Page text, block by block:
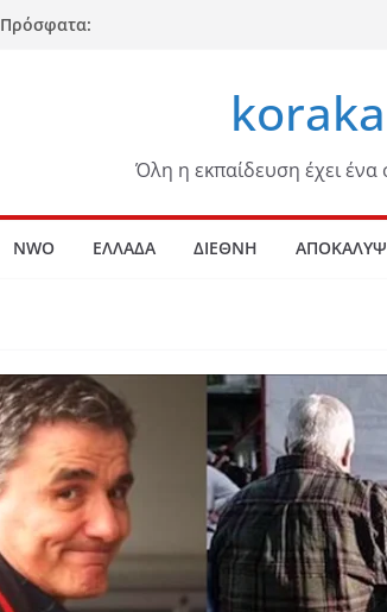
Πρόσφατα:
Όλη η εκπαίδευση έχει
NWO ΕΛΛΑΔΑ ΔΙΕΘΝΗ